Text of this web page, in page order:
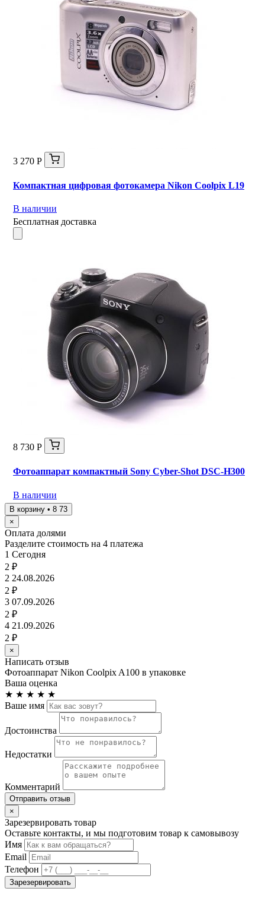
3 270 Р
Компактная цифровая фотокамера Nikon Coolpix L19
В наличии
Бесплатная доставка
8 730 Р
Фотоаппарат компактный Sony Cyber-Shot DSC-H300
В наличии
В корзину • 8 73
×
Оплата долями
Разделите стоимость на 4 платежа
1 Сегодня
2 ₽
2 24.08.2026
2 ₽
3 07.09.2026
2 ₽
4 21.09.2026
2 ₽
×
Написать отзыв
Фотоаппарат Nikon Coolpix A100 в упаковке
Ваша оценка
★ ★ ★ ★ ★
Ваше имя
Достоинства
Недостатки
Комментарий
Отправить отзыв
×
Зарезервировать товар
Оставьте контакты, и мы подготовим товар к самовывозу
Имя
Email
Телефон
Зарезервировать